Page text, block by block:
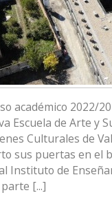
académico 2022/
Escuela de Arte y
Culturales de
sus puertas en el
Instituto de
[...]